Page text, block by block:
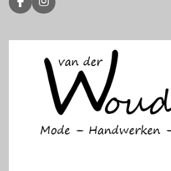
F
a
e
I
n
t
g
r
a
m